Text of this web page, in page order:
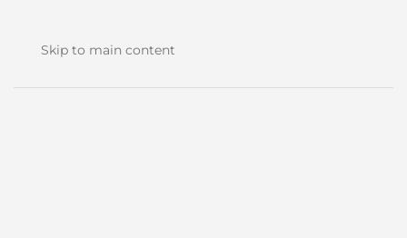
Skip to main content